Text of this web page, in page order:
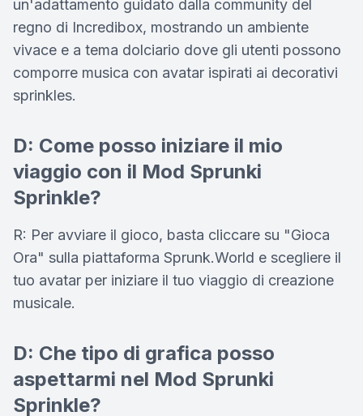
un'adattamento guidato dalla community del
regno di Incredibox, mostrando un ambiente
vivace e a tema dolciario dove gli utenti possono
comporre musica con avatar ispirati ai decorativi
sprinkles.
D: Come posso iniziare il mio
viaggio con il Mod Sprunki
Sprinkle?
R: Per avviare il gioco, basta cliccare su "Gioca
Ora" sulla piattaforma Sprunk.World e scegliere il
tuo avatar per iniziare il tuo viaggio di creazione
musicale.
D: Che tipo di grafica posso
aspettarmi nel Mod Sprunki
Sprinkle?